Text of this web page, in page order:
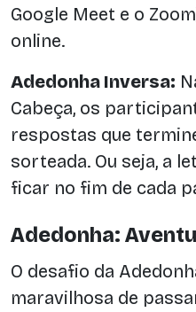
Google Meet e o
online.
Adedonha Inversa:
Cabeça, os
respostas que
sorteada. Ou seja, a
ficar no fim de cada
Adedonha:
O desafio da
maravilhosa de